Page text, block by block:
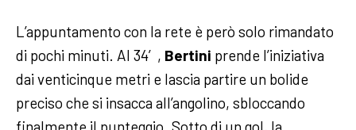
L’appuntamento con la rete è però solo rimandato
di pochi minuti. Al 34′, Bertini prende l’iniziativa
dai venticinque metri e lascia partire un bolide
preciso che si insacca all’angolino, sbloccando